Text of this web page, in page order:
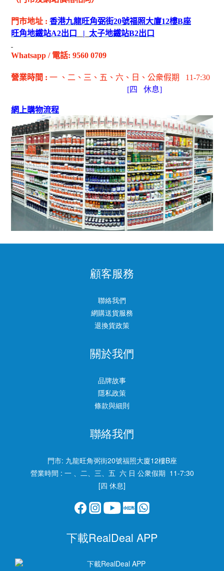
門市地址 : 香港九龍旺角弼街20號福照大廈12樓B座
旺角地鐵站A2出 口 | 太子地鐵站B2出 口
Whatsapp / 電話: 9560 0709
營業時間 : 一 、二、三、五 、六 、日 、公衆假期
11-7:30
[四 休息]
網上購物流程
顧客服務
聯絡我們
網購送貨服務
退換貨政策
關於我們
品牌故事
隱私政策
條款與細則
聯絡我們
門市: 九龍旺角弼街20號福照大廈12樓B座
營業時間 : 一 、二、三、五 六 日 公衆假期 11-7:30
[四 休息]
下載RealDeal APP